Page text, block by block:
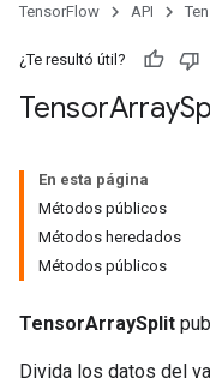
TensorFlow API
¿Te resultó útil?
TensorArray
En esta página
Métodos públicos
Métodos heredados
Métodos públicos
TensorArraySplit
Divida los datos del